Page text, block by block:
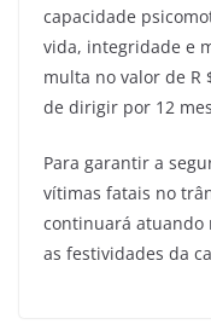
capacidade
vida, integridade e
multa no valor de R
de dirigir por 12
Para garantir a
vítimas fatais no
continuará atuando
as festividades da